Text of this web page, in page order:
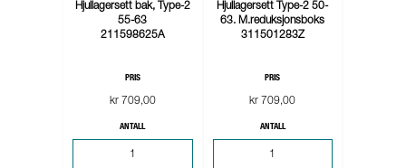
Hjullagersett bak, Type-2
55-63
211598625A
PRIS
kr 709,00
ANTALL
Hjullagersett Type-2 50-
63. M.reduksjonsboks
311501283Z
PRIS
kr 709,00
ANTALL